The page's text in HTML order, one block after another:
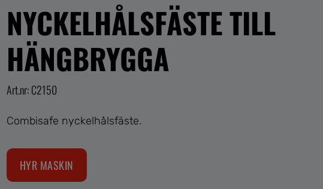
NYCKELHÅLSFÄSTE TILL
HÄNGBRYGGA
Art.nr: C2150
Combisafe nyckelhålsfäste.
HYR MASKIN